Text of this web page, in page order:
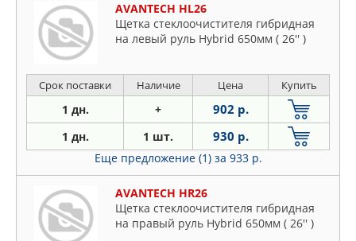
AVANTECH HL26
Щетка стеклоочистителя гибридная
на левый руль Hybrid 650мм ( 26'' )
Срок поставки Наличие Цена Купить
1 дн. + 902 р.
1 дн. 1 шт. 930 р.
Еще предложение (1) за 933 р.
AVANTECH HR26
Щетка стеклоочистителя гибридная
на правый руль Hybrid 650мм ( 26'' )